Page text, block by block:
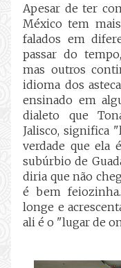
Apesar de ter
México tem
falados em
passar do
mas outros
idioma dos
ensinado em
dialeto que
Jalisco, significa
verdade que ela
subúrbio de
diria que não
é bem
longe e
ali é o "lugar de